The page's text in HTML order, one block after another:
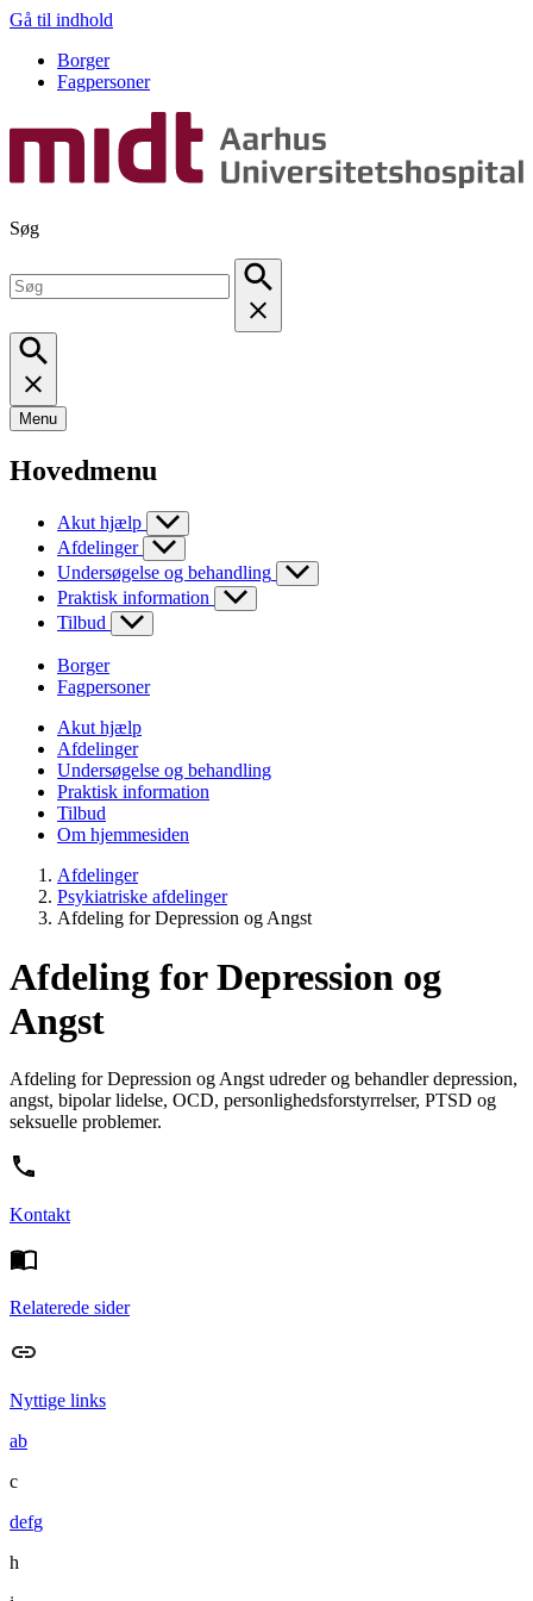
Gå til indhold
Borger
Fagpersoner
Søg
Menu
Hovedmenu
Akut hjælp
Afdelinger
Undersøgelse og behandling
Praktisk information
Tilbud
Borger
Fagpersoner
Akut hjælp
Afdelinger
Undersøgelse og behandling
Praktisk information
Tilbud
Om hjemmesiden
Afdelinger
Psykiatriske afdelinger
Afdeling for Depression og Angst
Afdeling for Depression og
Angst
Afdeling for Depression og Angst udreder og behandler depression,
angst, bipolar lidelse, OCD, personlighedsforstyrrelser, PTSD og
seksuelle problemer.
Kontakt
Relaterede sider
Nyttige links
ab
c
defg
h